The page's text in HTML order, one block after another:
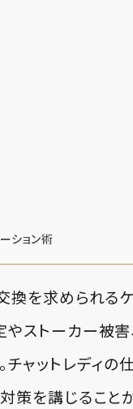
ション術
換を求められる
ストーカー被
ャットレディ
策を講じること